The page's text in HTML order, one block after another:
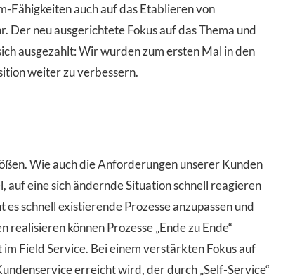
auch auf das Etablieren von
Der neu ausgerichtete Fokus auf das Thema und
ausgezahlt: Wir wurden zum ersten Mal in den
weiter zu verbessern.
Wie auch die Anforderungen unserer Kunden
eine sich ändernde Situation schnell reagieren
schnell existierende Prozesse anzupassen und
können Prozesse „Ende zu Ende“
im Field Service. Bei einem verstärkten Fokus auf
erreicht wird, der durch „Self-Service“